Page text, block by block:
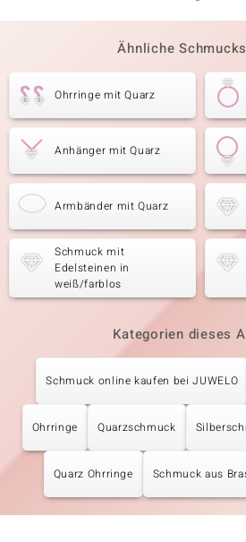
Ähnliche
Ohrringe mit Quarz
Anhänger mit Quarz
Armbänder mit Quarz
Schmuck mit
Edelsteinen in
weiß/farblos
Kategorien dieses
Schmuck online kaufen bei JUWELO
Ohrringe Quarzschmuck
Quarz Ohrringe Schmuck aus